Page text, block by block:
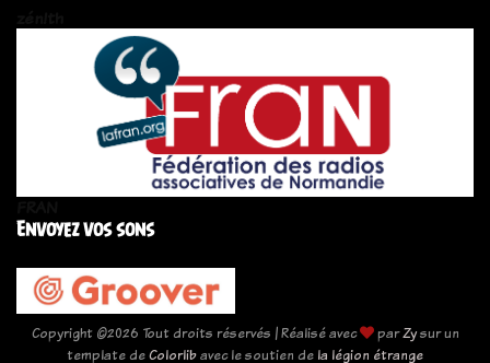
Envoyez vos sons
Copyright ©2026 Tout droits réservés | Réalisé avec parZysur un
template deColorlibavec le soutien de la légion étrange